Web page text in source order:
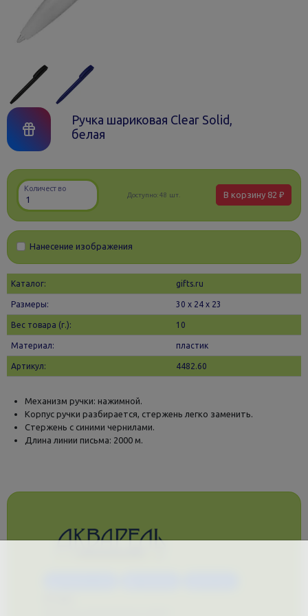
Ручка шариковая Clear Solid,
белая
Количество
Доступно:48 шт. В корзину 82 ₽
Нанесение изображения
Каталог: gifts.ru
Размеры: 30 х 24 x 23
Вес товара (г.): 10
Материал: пластик
Артикул: 4482.60
Механизм ручки: нажимной.
Корпус ручки разбирается, стержень легко заменить.
Стержень с синими чернилами.
Длина линии письма: 2000 м.